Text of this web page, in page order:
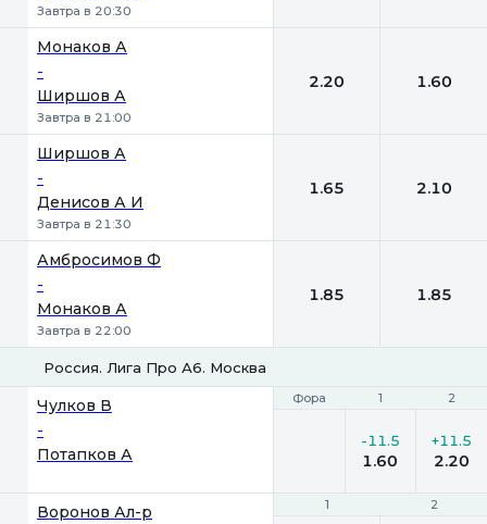
Завтра в 20:30
Монаков А
-
Ширшов А
Завтра в 21:00
2.20 1.60
Ширшов А
-
Денисов А И
Завтра в 21:30
1.65 2.10
Амбросимов Ф
-
Монаков А
Завтра в 22:00
1.85 1.85
Россия. Лига Про А6. Москва
Фора 1 2
Чулков В
-
Потапков А
Фора 1 2
-11.5
1.60
+11.5
2.20
1 2
Воронов Ал-р 1 2